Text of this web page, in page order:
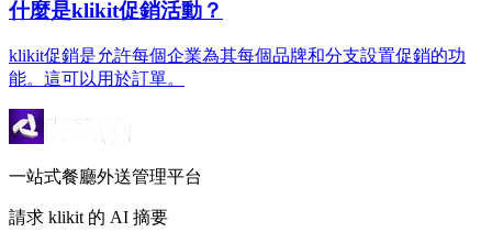
什麼是klikit促銷活動？
klikit促銷是允許每個企業為其每個品牌和分支設置促銷的功
能。這可以用於訂單。
一站式餐廳外送管理平台
請求 klikit 的 AI 摘要